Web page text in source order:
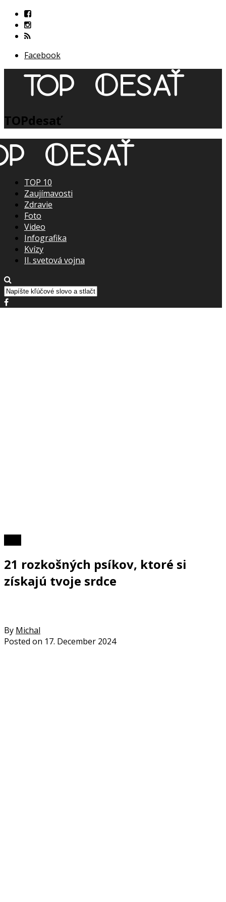
Facebook
TOPdesať
TOP 10
Zaujímavosti
Zdravie
Foto
Video
Infografika
Kvízy
II. svetová vojna
21 rozkošných psíkov, ktoré si
získajú tvoje srdce
By Michal
Posted on 17. December 2024